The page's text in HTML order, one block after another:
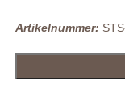
Artikelnummer: